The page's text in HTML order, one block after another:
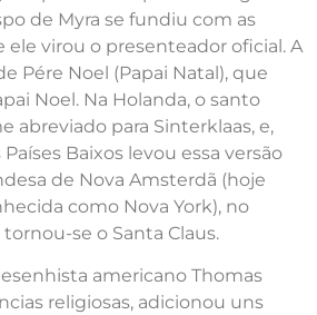
de Myra se fundiu com as
ele virou o presenteador oficial. A
Pére Noel (Papai Natal), que
Noel. Na Holanda, o santo
abreviado para Sinterklaas, e,
Baixos levou essa versão
de Nova Amsterdã (hoje
como Nova York), no
se o Santa Claus.
americano Thomas
religiosas, adicionou uns